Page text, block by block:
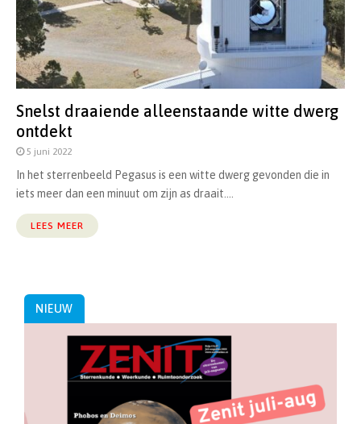
Snelst draaiende alleenstaande witte dwerg
ontdekt
5 juni 2022
In het sterrenbeeld Pegasus is een witte dwerg gevonden die in
iets meer dan een minuut om zijn as draait....
LEES MEER
NIEUW